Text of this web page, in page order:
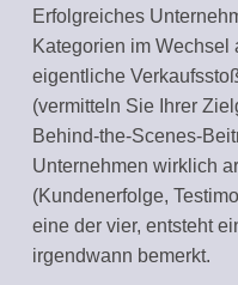
Erfolgreiches
Kategorien im Wechsel
eigentliche
(vermitteln Sie Ihrer
Behind-the-Scenes-
Unternehmen wirklich
(Kundenerfolge,
eine der vier, entsteht
irgendwann bemerkt.